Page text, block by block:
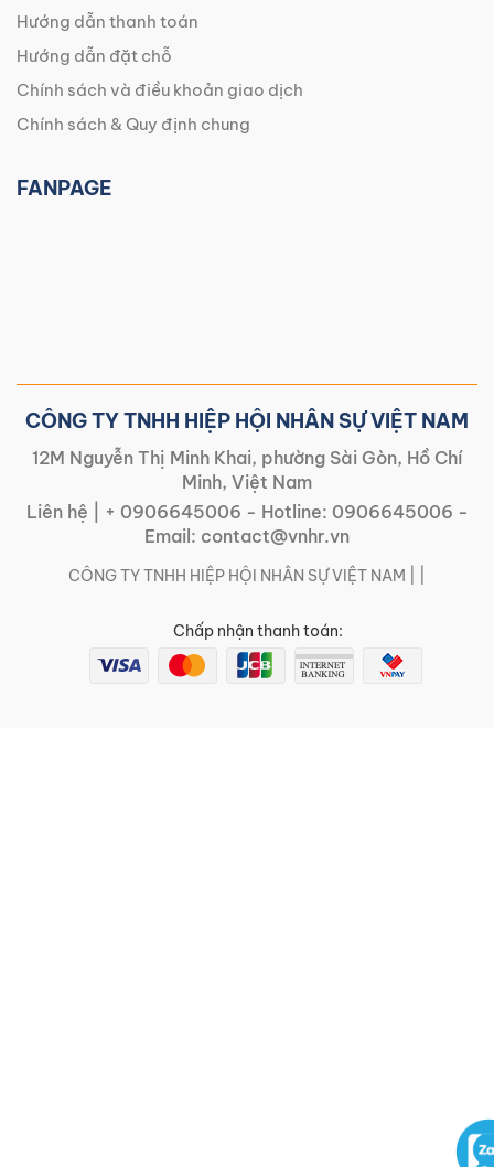
Hướng dẫn thanh toán
Hướng dẫn đặt chỗ
Chính sách và điều khoản giao dịch
Chính sách & Quy định chung
FANPAGE
CÔNG TY TNHH HIỆP HỘI NHÂN SỰ VIỆT NAM
12M Nguyễn Thị Minh Khai, phường Sài Gòn, Hồ Chí
Minh, Việt Nam
Liên hệ |
+ 0906645006 - Hotline: 0906645006 -
Email: contact@vnhr.vn
CÔNG TY TNHH HIỆP HỘI NHÂN SỰ VIỆT NAM | |
Chấp nhận thanh toán: